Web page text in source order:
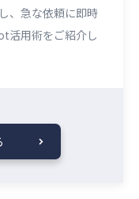
、急な依頼に即時
活用術をご紹介し